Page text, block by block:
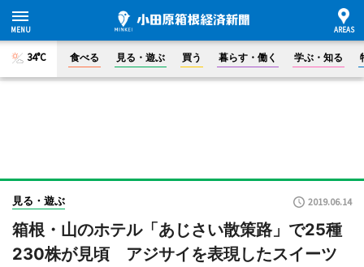
34°C 食べる 見る・遊ぶ 買う 暮らす・働く 学ぶ・知る
見る・遊ぶ 2019.06.14
箱根・山のホテル「あじさい散策路」で25種
230株が見頃 アジサイを表現したスイーツ